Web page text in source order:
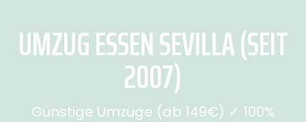
UMZUG ESSEN SEVILLA (SEIT
2007)
Günstige Umzüge (ab 149€) ✓ 100%